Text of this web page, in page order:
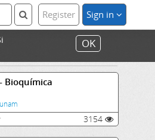
OK
Register Sign in
Bioquímica
3154